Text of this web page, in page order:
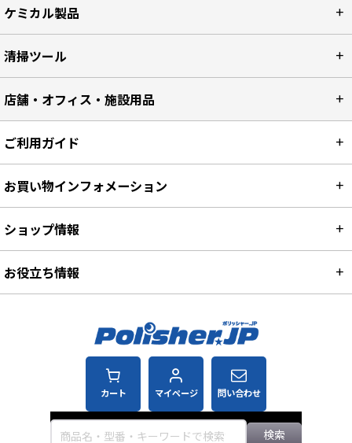
ケミカル製品
清掃ツール
店舗・オフィス・施設用品
カート マイページ 問い合わせ
検索
ご利用ガイド
お買い物インフォメーション
ショップ情報
お役立ち情報